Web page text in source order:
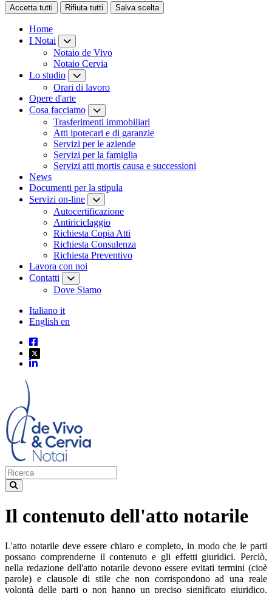
Accetta tutti Rifiuta tutti Salva scelta
Home
I Notai
Notaio de Vivo
Notaio Cervia
Lo studio
Orari di lavoro
Opere d'arte
Cosa facciamo
Trasferimenti immobiliari
Atti ipotecari e di garanzie
Servizi per le aziende
Servizi per la famiglia
Servizi atti mortis causa e successioni
News
Documenti per la stipula
Servizi on-line
Autocertificazione
Antiriciclaggio
Richiesta Copia Atti
Richiesta Consulenza
Richiesta Preventivo
Lavora con noi
Contatti
Dove Siamo
Italiano it
English en
Il contenuto dell'atto notarile
L'atto notarile deve essere chiaro e completo, in modo che le parti
possano comprenderne il contenuto e gli effetti giuridici. Perciò,
nella redazione dell'atto notarile devono essere evitati termini (cioè
parole) e clausole di stile che non corrispondono ad una reale
volontà delle parti o non hanno un preciso significato giuridico.